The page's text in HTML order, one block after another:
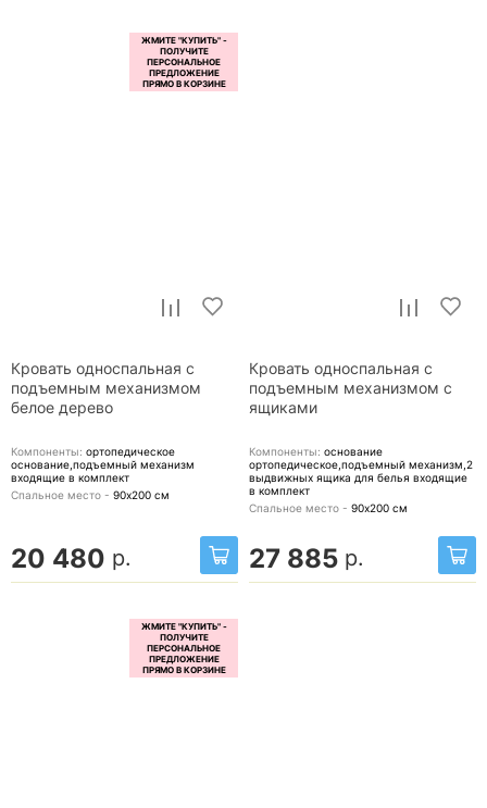
Кровать односпальная с
подъемным механизмом
белое дерево
Компоненты: ортопедическое
основание,подъемный механизм
входящие в комплект
Спальное место - 90х200 см
20 480 р.
Кровать односпальная с
подъемным механизмом с
ящиками
Компоненты: основание
ортопедическое,подъемный механизм,2
выдвижных ящика для белья входящие
в комплект
Спальное место - 90х200 см
27 885 р.